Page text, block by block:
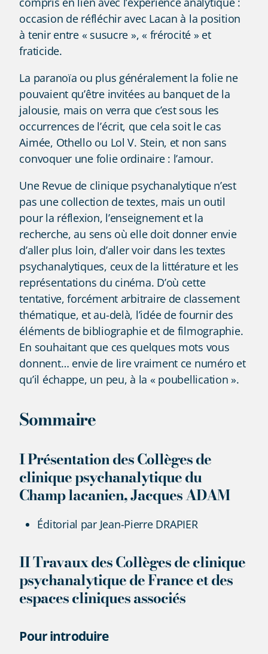
occasion de réfléchir avec Lacan à la position
à tenir entre « susucre », « frérocité » et
fraticide.
La paranoïa ou plus généralement la folie ne
pouvaient qu’être invitées au banquet de la
jalousie, mais on verra que c’est sous les
occurrences de l’écrit, que cela soit le cas
Aimée, Othello ou Lol V. Stein, et non sans
convoquer une folie ordinaire : l’amour.
Une Revue de clinique psychanalytique n’est
pas une collection de textes, mais un outil
pour la réflexion, l’enseignement et la
recherche, au sens où elle doit donner envie
d’aller plus loin, d’aller voir dans les textes
psychanalytiques, ceux de la littérature et les
représentations du cinéma. D’où cette
tentative, forcément arbitraire de classement
thématique, et au-delà, l’idée de fournir des
éléments de bibliographie et de filmographie.
En souhaitant que ces quelques mots vous
donnent… envie de lire vraiment ce numéro et
qu’il échappe, un peu, à la « poubellication ».
Sommaire
I Présentation des Collèges de
clinique psychanalytique du
Champ lacanien, Jacques ADAM
Éditorial par Jean-Pierre DRAPIER
II Travaux des Collèges de clinique
psychanalytique de France et des
espaces cliniques associés
Pour introduire